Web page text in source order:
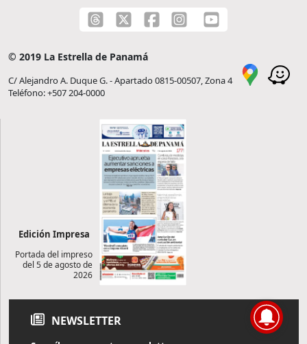
© 2019 La Estrella de Panamá
C/ Alejandro A. Duque G. - Apartado 0815-00507, Zona 4
Teléfono: +507 204-0000
Edición Impresa
Portada del impreso
del 5 de agosto de
2026
NEWSLETTER